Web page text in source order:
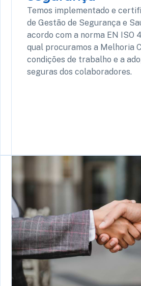
Temos implementado e
de Gestão de Segurança e
acordo com a norma EN ISO
qual procuramos a Melhoria
condições de trabalho e a
seguras dos colaboradores.